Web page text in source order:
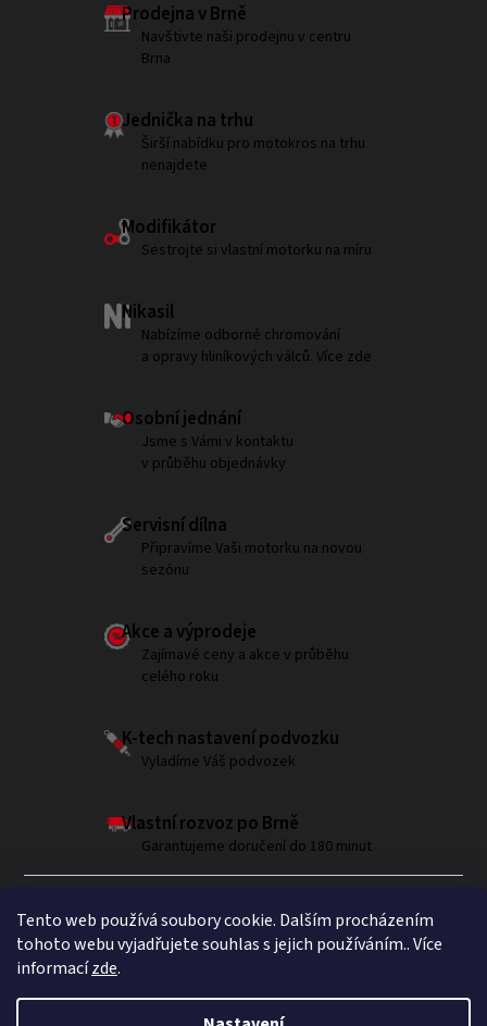
Tento web používá soubory cookie. Dalším procházením
tohoto webu vyjadřujete souhlas s jejich používáním.. Více
informacízde.
Prodejna v Brně
Navštivte naši prodejnu v centru
Brna
Jednička na trhu
Širší nabídku pro motokros na trhu
nenajdete
Modifikátor
Sestrojte si vlastní motorku na míru
Nikasil
Nabízíme odborné chromování
a opravy hliníkových válců. Více zde
Osobní jednání
Jsme s Vámi v kontaktu
v průběhu objednávky
Servisní dílna
Připravíme Vaši motorku na novou
sezónu
Akce a výprodeje
Zajímavé ceny a akce v průběhu
celého roku
K-tech nastavení podvozku
Vyladíme Váš podvozek
Vlastní rozvoz po Brně
Garantujeme doručení do 180 minut